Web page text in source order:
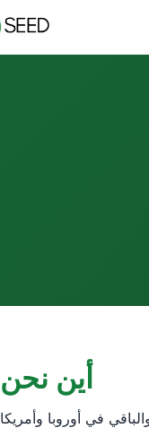
أين نحن
في أوروبا وأمريكا